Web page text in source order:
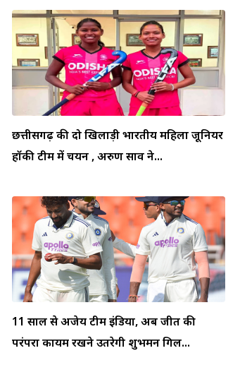
छत्तीसगढ़ की दो खिलाड़ी भारतीय महिला जूनियर
हॉकी टीम में चयन , अरुण साव ने...
11 साल से अजेय टीम इंडिया, अब जीत की
परंपरा कायम रखने उतरेगी शुभमन गिल...